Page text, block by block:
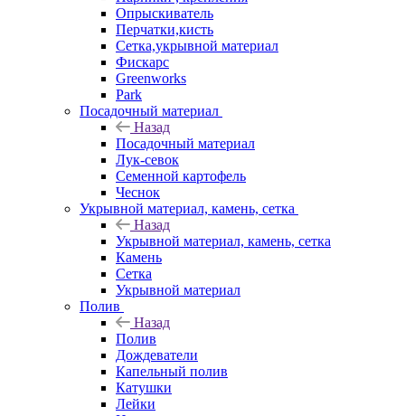
Опрыскиватель
Перчатки,кисть
Сетка,укрывной материал
Фискарс
Greenworks
Park
Посадочный материал
Назад
Посадочный материал
Лук-севок
Семенной картофель
Чеснок
Укрывной материал, камень, сетка
Назад
Укрывной материал, камень, сетка
Камень
Сетка
Укрывной материал
Полив
Назад
Полив
Дождеватели
Капельный полив
Катушки
Лейки